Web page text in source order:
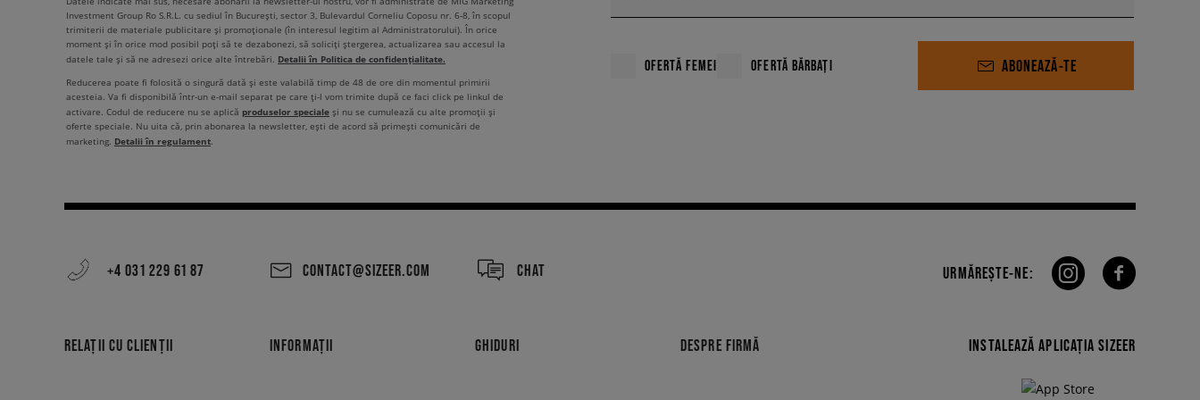
OFERTĂ FEMEI OFERTĂ BĂRBAȚI ABONEAZĂ-TE
Investment Group Ro S.R.L. cu sediul în București, sector 3, Bulevardul Corneliu Coposu nr. 6-8, în scopul
trimiterii de materiale publicitare și promoționale (în interesul legitim al Administratorului). În orice
moment și în orice mod posibil poți să te dezabonezi, să soliciți ștergerea, actualizarea sau accesul la
datele tale și să ne adresezi orice alte întrebări. Detalii în Politica de confidențialitate.
Reducerea poate fi folosită o singură dată și este valabilă timp de 48 de ore din momentul primirii
acesteia. Va fi disponibilă într-un e-mail separat pe care ți-l vom trimite după ce faci click pe linkul de
activare. Codul de reducere nu se aplică produselor speciale și nu se cumulează cu alte promoții și
oferte speciale. Nu uita că, prin abonarea la newsletter, ești de acord să primești comunicări de
marketing. Detalii în regulament.
+4 031 229 61 87 CONTACT@SIZEER.COM CHAT
RELAȚII CU CLIENȚII INFORMAȚII GHIDURI DESPRE FIRMĂ
URMĂREȘTE-NE:
INSTALEAZĂ APLICAȚIA SIZEER